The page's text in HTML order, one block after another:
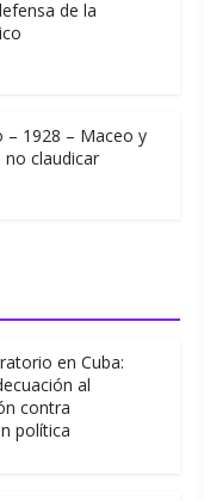
de la
– 1928 – Maceo y
no claudicar
en Cuba:
al
contra
política